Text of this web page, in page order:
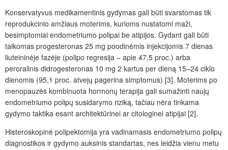
Konservatyvus medikamentinis gydymas gali būti svarstomas tik
reprodukcinio amžiaus moterims, kurioms nustatomi maži,
besimptomiai endometriumo polipai be atipijos. Gydant gali būti
taikomas progesteronas 25 mg poodinėmis injekcijomis 7 dienas
liuteininėje fazėje (polipo regresija – apie 47,5 proc.) arba
peroralinis didrogesteronas 10 mg 2 kartus per dieną 15–24 ciklo
dienomis (95,1 proc. atvejų pagerina simptomus) [3]. Moterims po
menopauzės kombinuota hormonų terapija gali sumažinti naujų
endometriumo polipų susidarymo riziką, tačiau nėra tinkama
gydymo taktika esant architektūrinei ar citologinei atipijai [2].
Histeroskopinė polipektomija yra vadinamasis endometriumo polipų
diagnostikos ir gydymo auksinis standartas, nes leidžia vienu metu